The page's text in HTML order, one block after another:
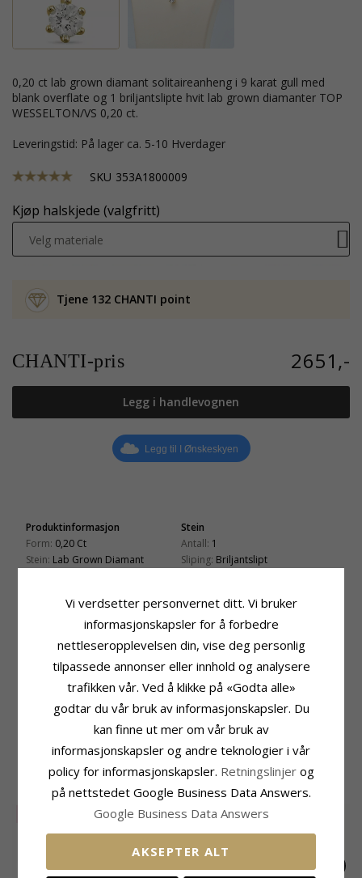
0,20 ct lab grown diamant solitaireanheng i 9 karat gull med
blank overflate og 1 briljantslipte hvit lab grown diamanter TOP
WESSELTON/VS 0,20 ct.
Leveringstid: På lager ca. 5-10 Hverdager
SKU 353A1800009
Kjøp halskjede (valgfritt)
Velg materiale
Tjene 132 CHANTI point
CHANTI-pris 2651,-
Legg i handlevognen
Legg til I Ønskeskyen
Produktinformasjon
Form: 0,20 Ct
Stein: Lab Grown Diamant
Blank
Stein
Antall: 1
Sliping: Briljantslipt
Diamantfarge: Top Wesselton
Diamantklarhet:VS
Karat: 0,20
Fatning
Høyde Inkl. Øsken:
11,0 mm
Dybde:3,7 mm
Leveringstid
Leveringstid:
Ca. 5-10 Hverdager
Passer Til Gullkjede Med Bredde
Slange Maks:
1,4 mm
BESLEKTEDE PRODUKTER
20% SALE 20%
Vi verdsetter personvernet ditt. Vi bruker
informasjonskapsler for å forbedre
nettleseropplevelsen din, vise deg personlig
tilpassede annonser eller innhold og analysere
trafikken vår. Ved å klikke på «Godta alle»
godtar du vår bruk av informasjonskapsler. Du
kan finne ut mer om vår bruk av
informasjonskapsler og andre teknologier i vår
policy for informasjonskapsler. Retningslinjer og
på nettstedet Google Business Data Answers.
Google Business Data Answers
AKSEPTER ALT